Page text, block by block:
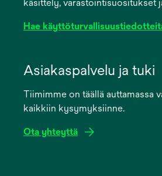
käsittely, varastointisuositukset
Hae
new
Asiakaspalvelu ja tuki
Tiimimme on täällä auttamassa
kaikkiin kysymyksiinne.
Ota yhteyttä